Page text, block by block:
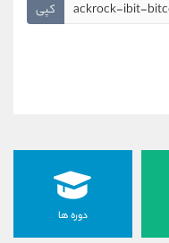
کپی
دوره ها